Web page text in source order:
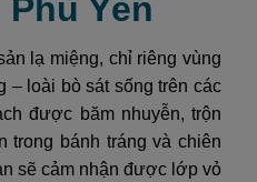
Yên
lạ miệng, chỉ riêng vùng
– loài bò sát sống trên các
được băm nhuyễn, trộn
trong bánh tráng và chiên
sẽ cảm nhận được lớp vỏ